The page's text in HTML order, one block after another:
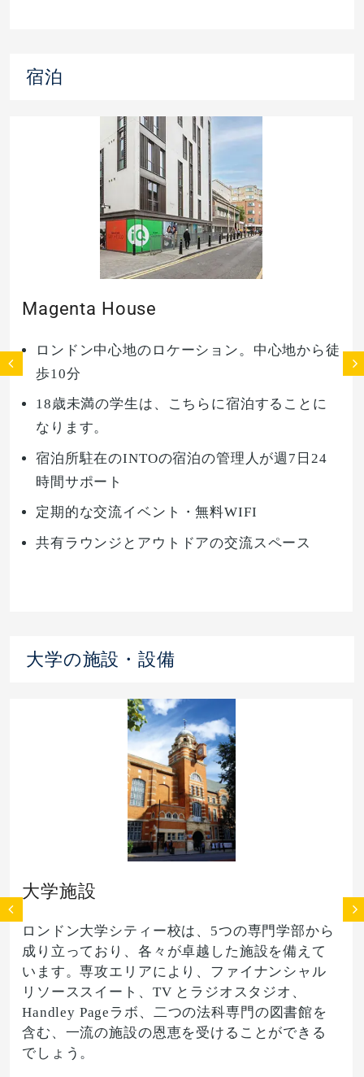
宿泊
Magenta House
ロンドン中心地のロケーション。中心地から徒
歩10分
18歳未満の学生は、こちらに宿泊することに
なります。
宿泊所駐在のINTOの宿泊の管理人が週7日24
時間サポート
定期的な交流イベント・無料WIFI
共有ラウンジとアウトドアの交流スペース
大学の施設・設備
大学施設
ロンドン大学シティー校は、5つの専門学部から
成り立っており、各々が卓越した施設を備えて
います。専攻エリアにより、ファイナンシャル
リソーススイート、TV とラジオスタジオ、
Handley Pageラボ、二つの法科専門の図書館を
含む、一流の施設の恩恵を受けることができる
でしょう。